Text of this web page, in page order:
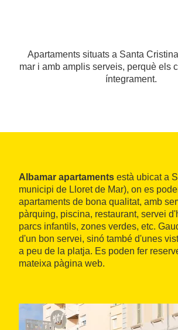
Apartaments situats a Santa
mar i amb amplis serveis, perquè els
íntegrament.
Albamar apartaments està ubicat a
municipi de Lloret de Mar), on es
apartaments de bona qualitat, amb
pàrquing, piscina, restaurant, servei
parcs infantils, zones verdes, etc.
d'un bon servei, sinó també d'unes
a peu de la platja. Es poden fer
mateixa pàgina web.